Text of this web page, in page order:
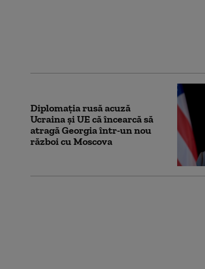
Diplomaţia rusă acuză
Ucraina şi UE că încearcă să
atragă Georgia într-un nou
război cu Moscova